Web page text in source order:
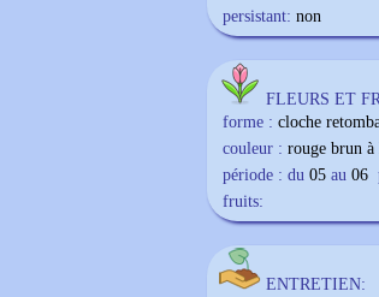
persistant: non
FLEURS ET
forme : cloche
couleur : rouge brun
période : du 05 au 06
fruits:
ENTRETIEN: